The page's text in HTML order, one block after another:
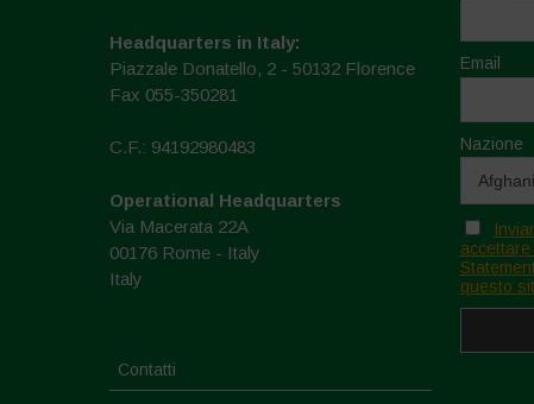
Headquarters in Italy:
Piazzale Donatello, 2 - 50132 Florence
Fax 055-350281
C.F.: 94192980483
Operational Headquarters
Via Macerata 22A
00176 Rome - Italy
Italy
Contatti
Email
Nazione
questo